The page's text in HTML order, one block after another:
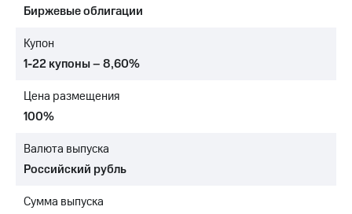
Достижения
Интервью
отчетность
Контакты
Новости
Биржевые облигации
Купон
1-22 купоны – 8,60%
Цена размещения
100%
Валюта выпуска
Российский рубль
Сумма выпуска